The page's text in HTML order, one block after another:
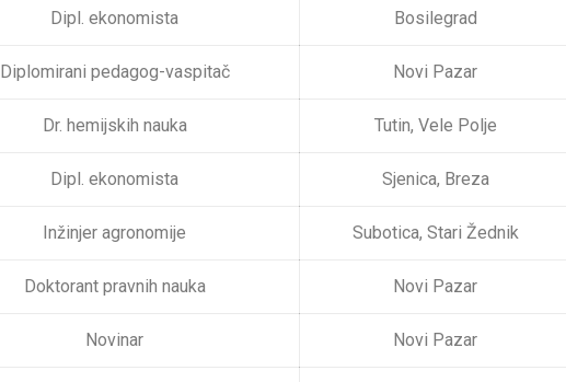
Dipl. ekonomista Bosilegrad
Diplomirani pedagog-vaspitač Novi Pazar
Dr. hemijskih nauka Tutin, Vele Polje
Dipl. ekonomista Sjenica, Breza
Inžinjer agronomije Subotica, Stari Žednik
Doktorant pravnih nauka Novi Pazar
Novinar Novi Pazar